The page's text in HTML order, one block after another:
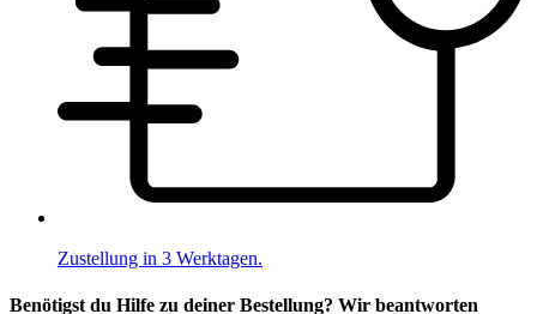
Zustellung in 3 Werktagen.
Benötigst du Hilfe zu deiner Bestellung? Wir beantworten